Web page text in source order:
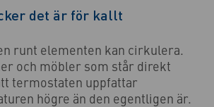
det är för kallt
runt elementen kan cirkulera.
och möbler som står direkt
termostaten uppfattar
högre än den egentligen är.